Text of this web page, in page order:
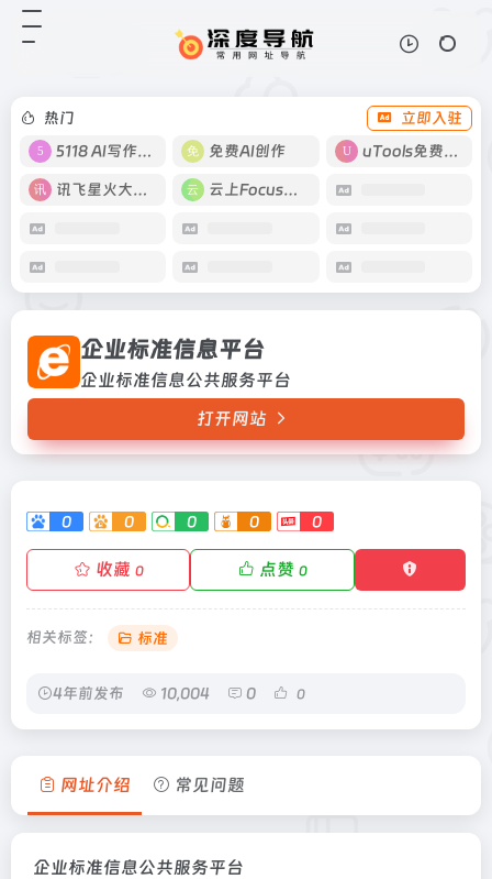
热门
立即入驻
5118 AI写作工具
免费AI创作 uTools免费工具箱
讯飞星火大模型 云上Focus接码
企业标准信息平台
企业标准信息公共服务平台
打开网站
0 0 0 0 0
收藏 0 点赞 0
相关标签： 标准
4年前发布 10,004 0 0
企业标准信息平台
网址介绍 常见问题
企业标准信息公共服务平台